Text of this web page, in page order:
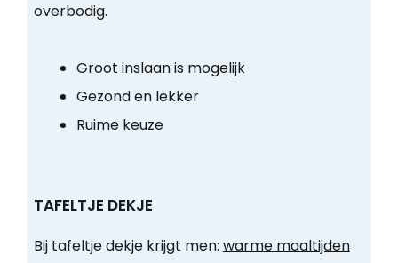
overbodig.
Groot inslaan is mogelijk
Gezond en lekker
Ruime keuze
TAFELTJE DEKJE
Bij tafeltje dekje krijgt men: warme maaltijden